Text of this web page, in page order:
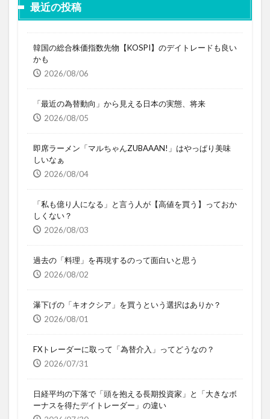
最近の投稿
韓国の総合株価指数先物【KOSPI】のデイトレードも良い
かも
2026/08/06
「最近の為替動向」から見える日本の実態、将来
2026/08/05
即席ラーメン「マルちゃんZUBAAAN!」はやっぱり美味
しいなぁ
2026/08/04
「私も億り人になる」と言う人が【高値を買う】っておか
しくない？
2026/08/03
過去の「料理」を再現するのって面白いと思う
2026/08/02
瀑下げの「キオクシア」を買うという選択はありか？
2026/08/01
FXトレーダーに取って「為替介入」ってどうなの？
2026/07/31
日経平均の下落で「頭を抱える長期投資家」と「大きなボ
ーナスを得たデイトレーダー」の違い